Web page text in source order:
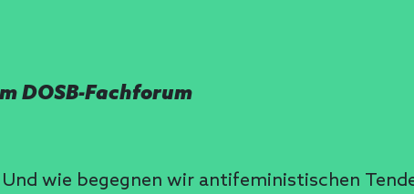
DOSB-Fachforum
wie begegnen wir antifeministischen